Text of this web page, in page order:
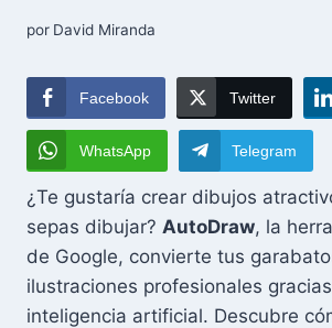
por David Miranda
Facebook Twitter
WhatsApp Telegram
¿Te gustaría crear dibujos
sepas dibujar? AutoDraw, la
de Google, convierte tus
ilustraciones profesionales
inteligencia artificial. Descubre